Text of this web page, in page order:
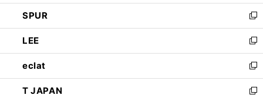
ウ
で
開
く
ン
ド
ウ
で
開
く
ウ
ィ
ン
ド
ウ
で
開
く
し
い
ウ
ィ
ン
ド
ウ
で
SPUR
新
し
い
ウ
ィ
ン
ド
LEE
新
し
い
ウ
ィ
eclat
新
し
い
T JAPAN